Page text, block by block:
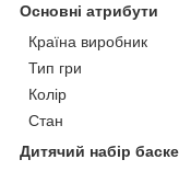
Основні атрибути
Країна виробник
Тип гри
Колір
Стан
Дитячий набір